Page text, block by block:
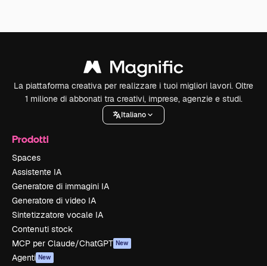
La piattaforma creativa per realizzare i tuoi migliori lavori. Oltre
1 milione di abbonati tra creativi, imprese, agenzie e studi.
Italiano
Prodotti
Spaces
Assistente IA
Generatore di immagini IA
Generatore di video IA
Sintetizzatore vocale IA
Contenuti stock
MCP per Claude/ChatGPT New
Agenti New